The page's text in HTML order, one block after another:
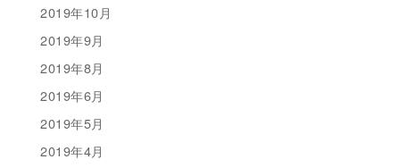
2019年10月
2019年9月
2019年8月
2019年6月
2019年5月
2019年4月